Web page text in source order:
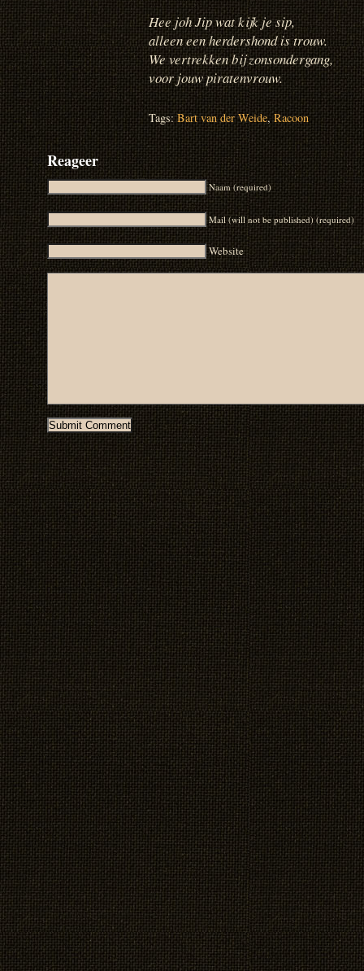
Hee joh Jip wat kijk je sip,
alleen een herdershond is trouw.
We vertrekken bij zonsondergang,
voor jouw piratenvrouw.
Tags:Bart van der Weide,Racoon
Reageer
Naam (required)
Mail (will not be published) (required)
Website